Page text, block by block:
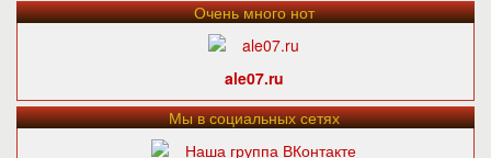
Очень много нот
ale07.ru
Мы в социальных сетях